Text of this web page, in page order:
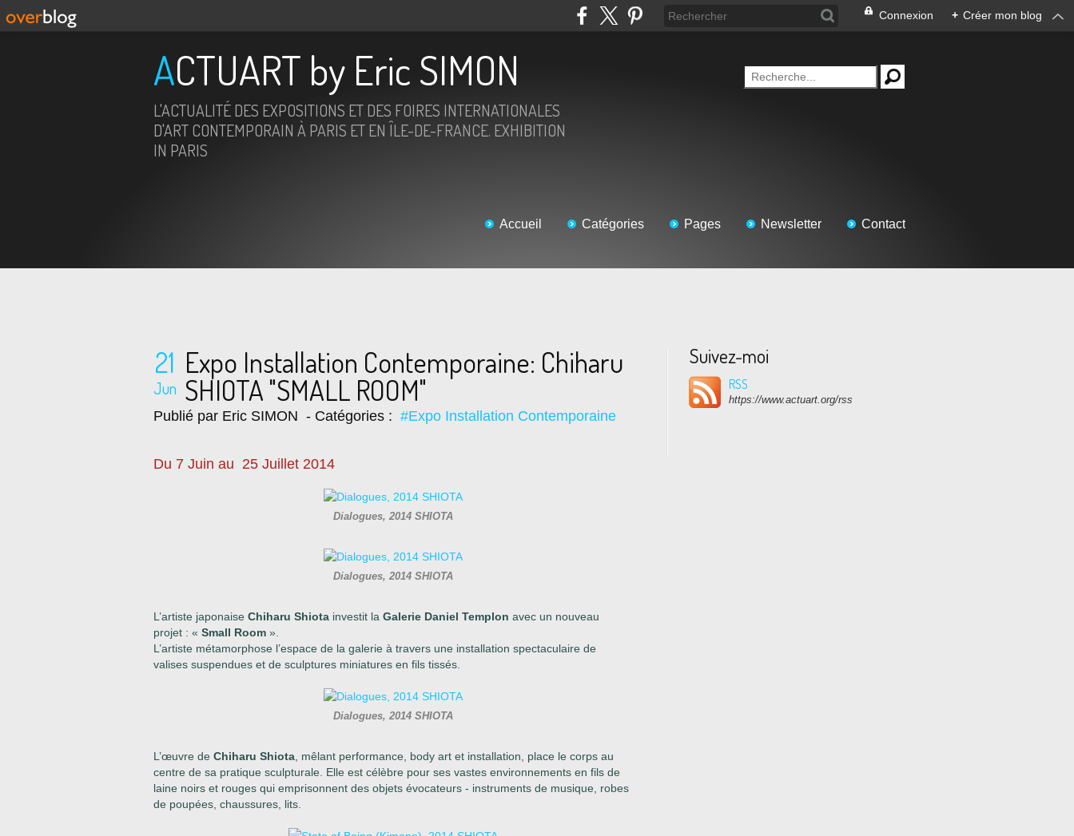
Connexion + Créer mon blog
ACTUART by Eric SIMON
L'ACTUALITÉ DES EXPOSITIONS ET DES FOIRES INTERNATIONALES
D'ART CONTEMPORAIN À PARIS ET EN ÎLE-DE-FRANCE. EXHIBITION
IN PARIS
Accueil Catégories Pages Newsletter Contact
21
Jun
Expo Installation Contemporaine: Chiharu
SHIOTA "SMALL ROOM"
Publié par Eric SIMON - Catégories : #Expo Installation Contemporaine
Du 7 Juin au 25 Juillet 2014
Dialogues, 2014 SHIOTA
Dialogues, 2014 SHIOTA
L’artiste japonaise Chiharu Shiota investit la Galerie Daniel Templon avec un nouveau
projet : « Small Room ».
L’artiste métamorphose l’espace de la galerie à travers une installation spectaculaire de
valises suspendues et de sculptures miniatures en fils tissés.
Dialogues, 2014 SHIOTA
L’œuvre de Chiharu Shiota , mêlant performance, body art et installation, place le corps au
centre de sa pratique sculpturale. Elle est célèbre pour ses vastes environnements en fils de
laine noirs et rouges qui emprisonnent des objets évocateurs - instruments de musique, robes
de poupées, chaussures, lits.
Suivez-moi
RSS
https://www.actuart.org/rss